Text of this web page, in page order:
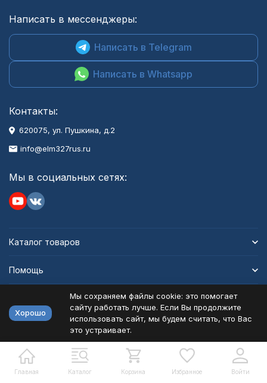
Главная Каталог Корзина Избранное Войти
Написать в мессенджеры:
Написать в Telegram
Написать в Whatsapp
Контакты:
620075, ул. Пушкина, д.2
info@elm327rus.ru
Мы в социальных сетях:
Каталог товаров
Помощь
Политика персональных данных
Разработано в bodysite.ru
Хорошо
Мы сохраняем файлы cookie: это помогает
сайту работать лучше. Если Вы продолжите
использовать сайт, мы будем считать, что Вас
это устраивает.